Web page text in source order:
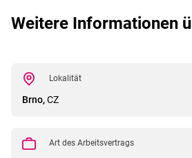
Weitere Informationen
Lokalität
Brno,CZ
Art des Arbeitsvertrags